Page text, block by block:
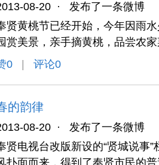
08-20 ·
发布了一条微博
贤黄桃节已经开始，今年因雨
赏美景，亲手摘黄桃，品尝农
0 评论0
的韵律
08-20 ·
发布了一条微博
贤电视台改版新设的“贤城说事
扑面而来，得到了奉贤市民的